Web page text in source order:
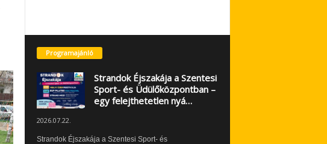
Programajánló
Strandok Éjszakája a Szentesi
Sport- és Üdülőközpontban –
egy felejthetetlen nyá…
2026.07.22.
Strandok Éjszakája a Szentesi Sport- és